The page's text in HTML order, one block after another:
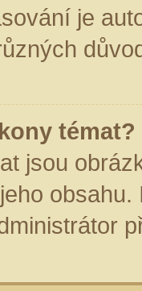
je
témat?
jsou